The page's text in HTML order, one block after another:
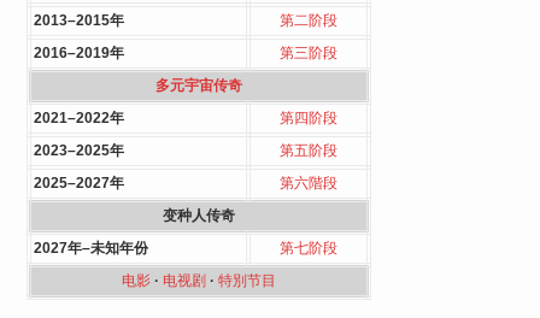
2013–2015年
第二阶段
2016–2019年
第三阶段
多元宇宙传奇
2021–2022年
第四阶段
2023–2025年
第五阶段
2025–2027年
第六階段
变种人传奇
2027年–未知年份
第七阶段
电影· 电视剧 · 特別节目